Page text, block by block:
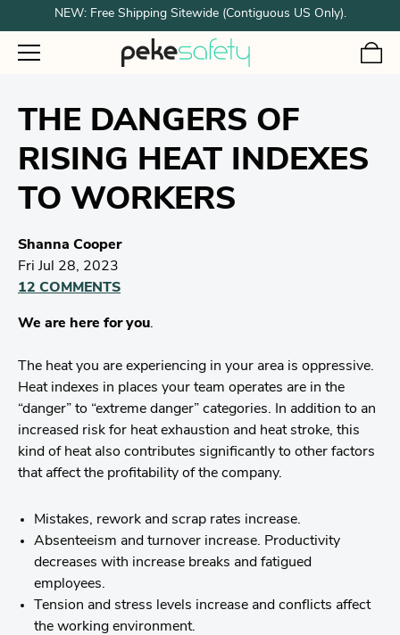
NEW: Free Shipping Sitewide (Contiguous US Only).
THE DANGERS OF
RISING HEAT INDEXES
TO WORKERS
Shanna Cooper
Fri Jul 28, 2023
12 COMMENTS
We are here for you.
The heat you are experiencing in your area is oppressive.
Heat indexes in places your team operates are in the
“danger” to “extreme danger” categories. In addition to an
increased risk for heat exhaustion and heat stroke, this
kind of heat also contributes significantly to other factors
that affect the profitability of the company.
Mistakes, rework and scrap rates increase.
Absenteeism and turnover increase. Productivity
decreases with increase breaks and fatigued
employees.
Tension and stress levels increase and conflicts affect
the working environment.